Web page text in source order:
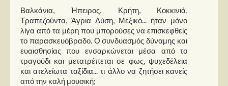
Βαλκάνια, Ήπειρος, Κρήτη, Κοκκινιά,
Τραπεζούντα, Άγρια Δύση, Μεξικό... ήταν μόνο
λίγα από τα μέρη που μπορούσες να επισκεφθείς
το παρασκευόβραδο. Ο συνδυασμός δύναμης και
ευαισθησίας που ενσαρκώνεται μέσα από το
τραγούδι και μετατρέπεται σε φως, ψυχεδέλεια
και ατελείωτα ταξίδια... τι άλλο να ζητήσει κανείς
από την καλή μουσική;